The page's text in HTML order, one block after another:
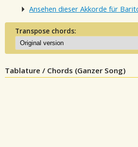
Ansehen dieser Akkorde für
Transpose chords:
Tablature / Chords (Ganzer Song)